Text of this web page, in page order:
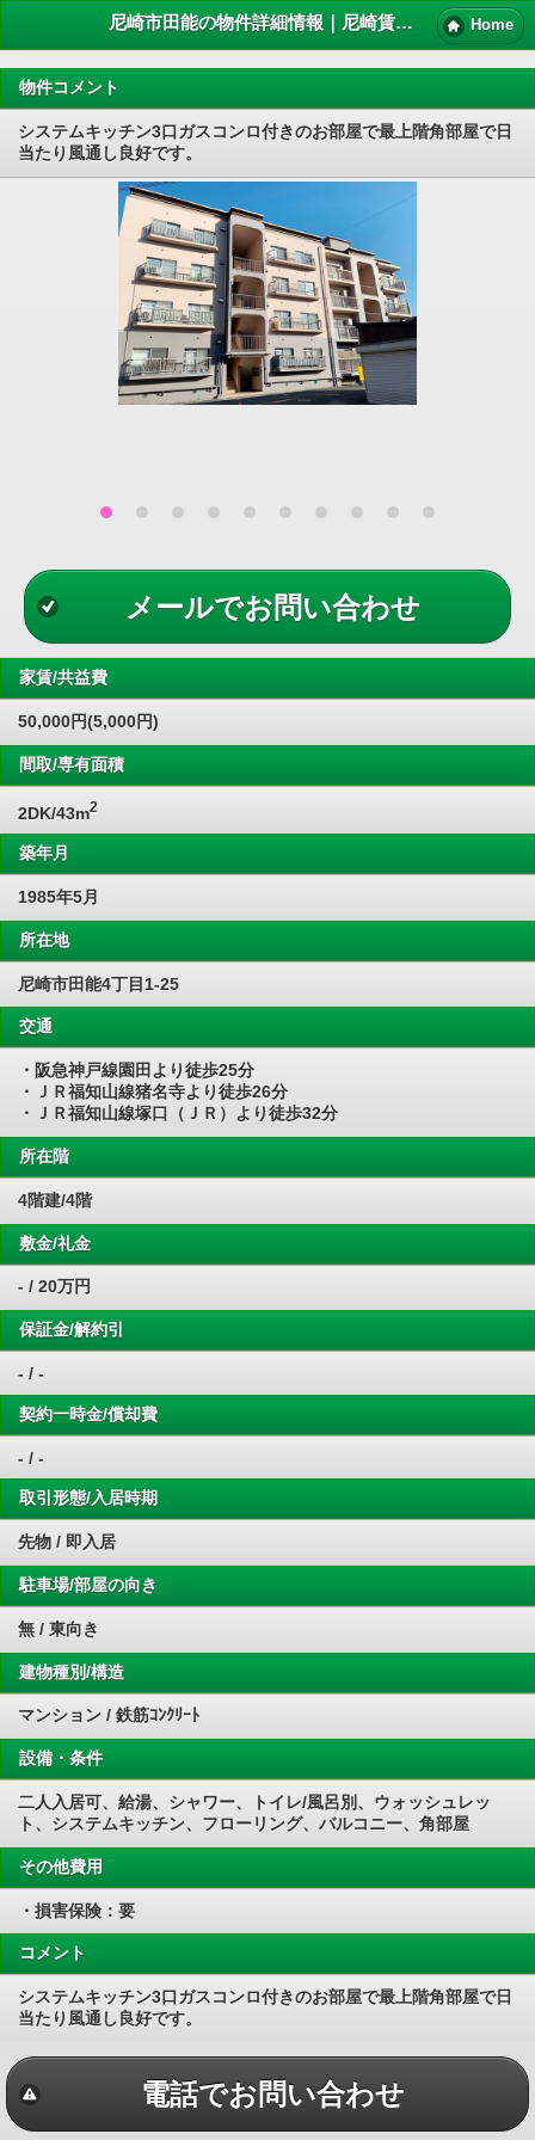
尼崎市田能の物件詳細情報｜尼崎賃貸マンション情報NET Home
物件コメント
システムキッチン3口ガスコンロ付きのお部屋で最上階角部屋で日
当たり風通し良好です。
メールでお問い合わせ
家賃/共益費
50,000円(5,000円)
間取/専有面積
2DK/43m2
築年月
1985年5月
所在地
尼崎市田能4丁目1-25
交通
・阪急神戸線園田より徒歩25分
・ＪＲ福知山線猪名寺より徒歩26分
・ＪＲ福知山線塚口（ＪＲ）より徒歩32分
所在階
4階建/4階
敷金/礼金
- / 20万円
保証金/解約引
- / -
契約一時金/償却費
- / -
取引形態/入居時期
先物 / 即入居
駐車場/部屋の向き
無 / 東向き
建物種別/構造
マンション / 鉄筋ｺﾝｸﾘｰﾄ
設備・条件
二人入居可、給湯、シャワー、トイレ/風呂別、ウォッシュレッ
ト、システムキッチン、フローリング、バルコニー、角部屋
その他費用
・損害保険：要
コメント
システムキッチン3口ガスコンロ付きのお部屋で最上階角部屋で日
当たり風通し良好です。
電話でお問い合わせ